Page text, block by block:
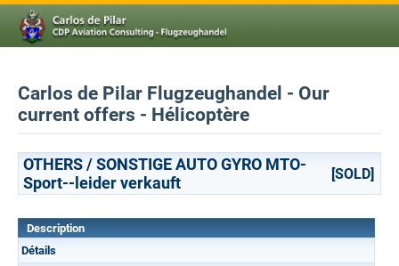
Carlos de Pilar Flugzeughandel - Our
current offers - Hélicoptère
OTHERS / SONSTIGE AUTO GYRO MTO-
Sport--leider verkauft
[SOLD]
Description
Détails